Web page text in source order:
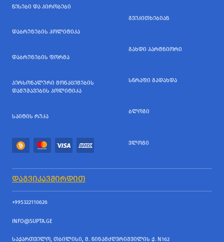
ᲬᲔᲡᲔᲑᲘ ᲓᲐ ᲞᲘᲠᲝᲑᲔᲑᲘ
ᲓᲐᲑᲠᲣᲜᲔᲑᲘᲡ ᲞᲝᲚᲘᲢᲘᲙᲐ
ᲓᲐᲑᲠᲣᲜᲔᲑᲘᲡ ᲤᲝᲠᲛᲐ
ᲞᲔᲠᲡᲝᲜᲐᲚᲣᲠᲘ ᲛᲝᲜᲐᲪᲔᲛᲔᲑᲘᲡ
ᲓᲐᲛᲣᲨᲐᲕᲔᲑᲘᲡ ᲞᲝᲚᲘᲢᲘᲙᲐ
ᲡᲐᲘᲢᲘᲡ ᲠᲣᲙᲐ
ᲒᲕᲔᲙᲘᲗᲮᲔᲑᲘᲐᲜ
ᲒᲐᲮᲓᲘ ᲞᲐᲠᲢᲜᲘᲝᲠᲘ
ᲡᲬᲠᲐᲤᲘ ᲒᲐᲓᲐᲮᲓᲐ
ᲑᲚᲝᲒᲘ
ᲕᲚᲝᲒᲘ
ᲓᲐᲒᲕᲘᲙᲐᲕᲨᲘᲠᲓᲘᲗ
+995322110626
INFO@SUPTA.GE
ᲡᲐᲥᲐᲠᲗᲕᲔᲚᲝ, ᲗᲑᲘᲚᲘᲡᲘ, Მ. ᲬᲘᲜᲐᲛᲫᲦᲕᲠᲘᲨᲕᲘᲚᲘᲡ Ქ. N162